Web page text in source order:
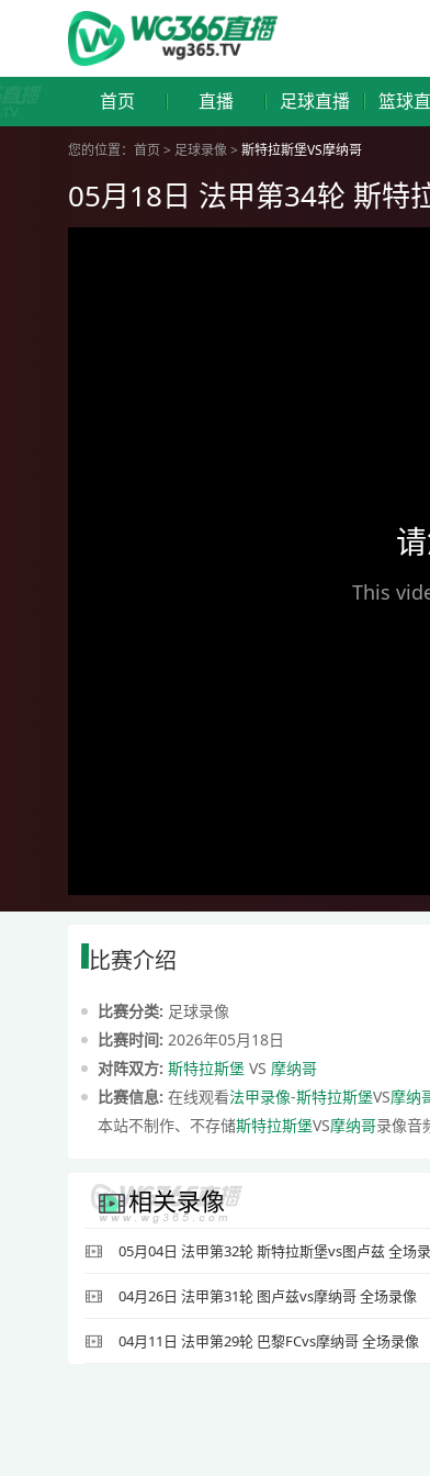
首页 直播 足球直播 篮球
您的位置： 首页 > 足球录像> 斯特拉斯堡VS摩纳哥
05月18日 法甲第34轮 斯特
This
比赛介绍
比赛分类: 足球录像
比赛时间: 2026年05月18日
对阵双方: 斯特拉斯堡 VS 摩纳哥
比赛信息: 在线观看法甲录像-斯特拉斯堡VS摩纳
本站不制作、不存储斯特拉斯堡VS摩纳哥录像音
相关录像
05月04日 法甲第32轮 斯特拉斯堡vs图卢兹 全场
04月26日 法甲第31轮 图卢兹vs摩纳哥 全场录像
04月11日 法甲第29轮 巴黎FCvs摩纳哥 全场录像